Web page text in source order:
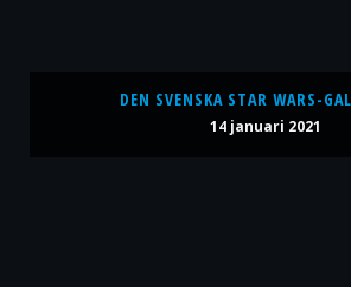
DEN SVENSKA STAR WARS-
14 januari 2021